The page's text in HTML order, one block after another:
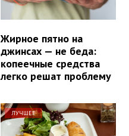
Жирное пятно на
джинсах — не беда:
копеечные средства
легко решат проблему
ЛУЧШЕЕ